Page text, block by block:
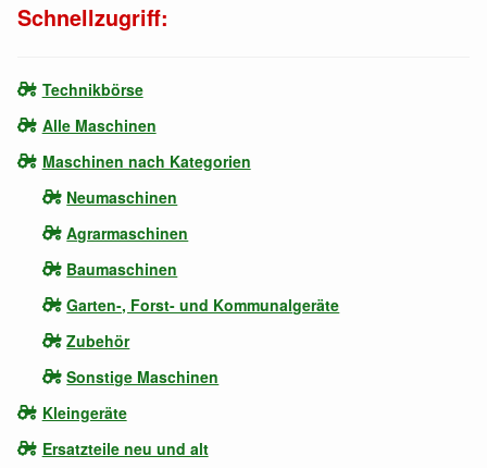
Schnellzugriff:
Technikbörse
Alle Maschinen
Maschinen nach Kategorien
Neumaschinen
Agrarmaschinen
Baumaschinen
Garten-, Forst- und Kommunalgeräte
Zubehör
Sonstige Maschinen
Kleingeräte
Ersatzteile neu und alt